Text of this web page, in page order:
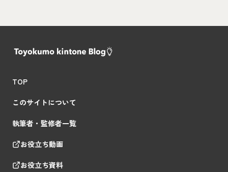
TOP
このサイトについて
執筆者・監修者一覧
お役立ち動画
お役立ち資料